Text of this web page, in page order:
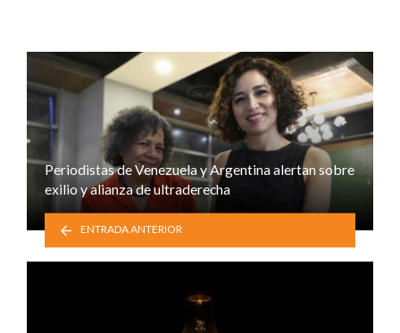
Periodistas de Venezuela y Argentina alertan sobre
exilio y alianza de ultraderecha
ENTRADA ANTERIOR